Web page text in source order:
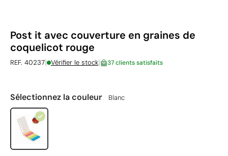
Post it avec couverture en graines de
coquelicot rouge
REF. 40237| Vérifier le stock| 37 clients satisfaits
Sélectionnez la couleur Blanc